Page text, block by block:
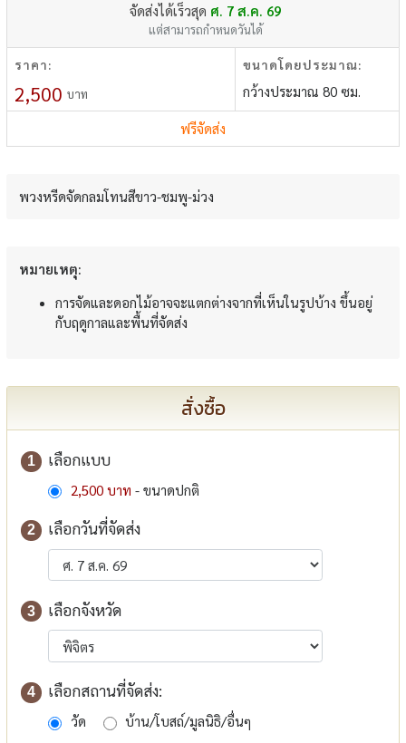
จัดส่งได้เร็วสุด ศ. 7 ส.ค. 69
แต่สามารถกำหนดวันได้
ราคา:
2,500 บาท
ขนาดโดยประมาณ:
กว้างประมาณ 80 ซม.
ฟรีจัดส่ง
พวงหรีดจัดกลมโทนสีขาว-ชมพู-ม่วง
หมายเหตุ:
การจัดและดอกไม้อาจจะแตกต่างจากที่เห็นในรูปบ้าง ขึ้นอยู่
กับฤดูกาลและพื้นที่จัดส่ง
สั่งซื้อ
1 เลือกแบบ
2,500 บาท - ขนาดปกติ
2 เลือกวันที่จัดส่ง
3 เลือกจังหวัด
4 เลือกสถานที่จัดส่ง:
วัด
บ้าน/โบสถ์/มูลนิธิ/อื่นๆ